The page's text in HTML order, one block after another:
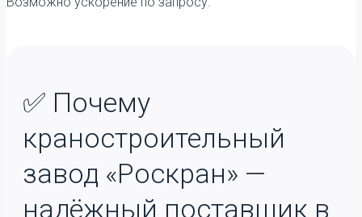
✅ Почему
краностроительный
завод «Роскран» —
надёжный поставщик в